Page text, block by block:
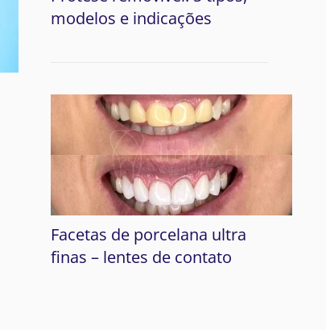
modelos e indicações
Facetas de porcelana ultra
finas – lentes de contato